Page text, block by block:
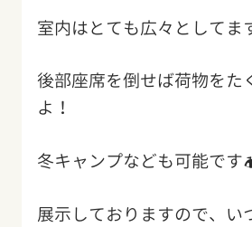
室内はとても広々としてま
後部座席を倒せば荷物をた
よ！
冬キャンプなども可能で
展示しておりますので、い